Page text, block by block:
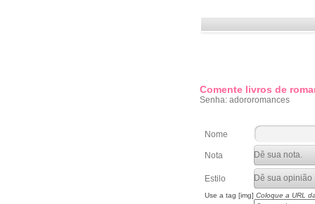
Comente livros de
Senha: adororomances
Nome
Nota
Estilo
Use a tag [img] Coloque a URL